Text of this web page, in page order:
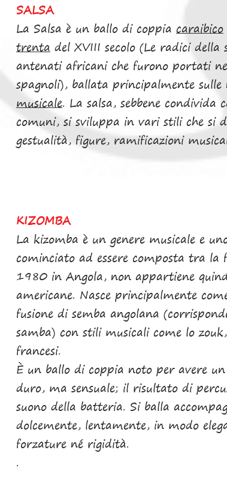
SALSA
La Salsa è un ballo di coppia caraibico
trenta del XVIII secolo (Le radici
antenati africani che furono portati
spagnoli), ballata principalmente
musicale. La salsa, sebbene
comuni, si sviluppa in vari stili che si
gestualità, figure, ramificazioni
KIZOMBA
La kizomba è un genere musicale e
cominciato ad essere composta tra
1980 in Angola, non appartiene
americane. Nasce principalmente
fusione di semba angolana
samba) con stili musicali come lo
francesi.
È un ballo di coppia noto per avere
duro, ma sensuale; il risultato di
suono della batteria. Si balla
dolcemente, lentamente, in modo
forzature né rigidità.
.